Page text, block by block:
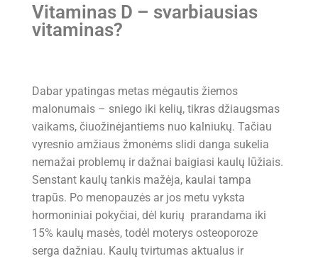
Vitaminas D – svarbiausias
vitaminas?
Dabar ypatingas metas mėgautis žiemos
malonumais – sniego iki kelių, tikras džiaugsmas
vaikams, čiuožinėjantiems nuo kalniukų. Tačiau
vyresnio amžiaus žmonėms slidi danga sukelia
nemažai problemų ir dažnai baigiasi kaulų lūžiais.
Senstant kaulų tankis mažėja, kaulai tampa
trapūs. Po menopauzės ar jos metu vyksta
hormoniniai pokyčiai, dėl kurių prarandama iki
15% kaulų masės, todėl moterys osteoporoze
serga dažniau. Kaulų tvirtumas aktualus ir